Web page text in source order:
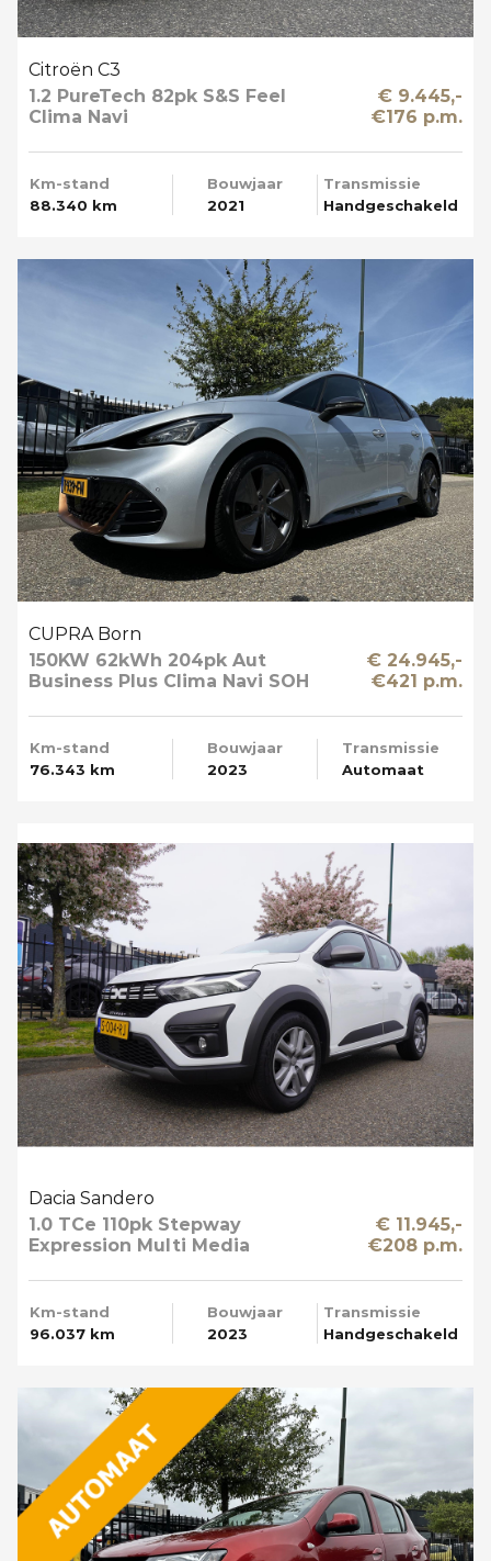
Citroën C3
1.2 PureTech 82pk S&S Feel
Clima Navi
€ 9.445,-
€176 p.m.
Km-stand
88.340 km
Bouwjaar
2021
Transmissie
Handgeschakeld
CUPRA Born
150KW 62kWh 204pk Aut
Business Plus Clima Navi SOH
€ 24.945,-
€421 p.m.
Km-stand
76.343 km
Bouwjaar
2023
Transmissie
Automaat
Dacia Sandero
1.0 TCe 110pk Stepway
Expression Multi Media
€ 11.945,-
€208 p.m.
Km-stand
96.037 km
Bouwjaar
2023
Transmissie
Handgeschakeld